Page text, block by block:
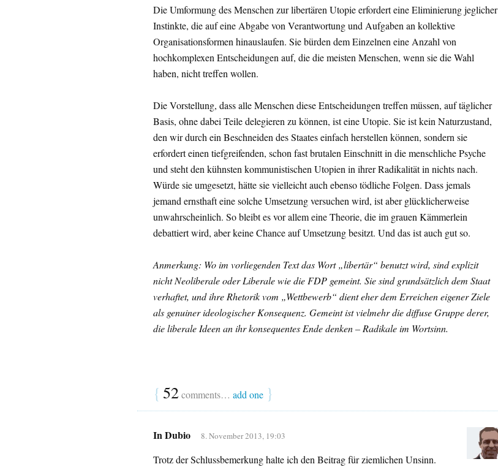
Die Umformung des Menschen zur libertären Utopie erfordert eine Eliminierung jeglicher
Instinkte, die auf eine Abgabe von Verantwortung und Aufgaben an kollektive
Organisationsformen hinauslaufen. Sie bürden dem Einzelnen eine Anzahl von
hochkomplexen Entscheidungen auf, die die meisten Menschen, wenn sie die Wahl
haben, nicht treffen wollen.
Die Vorstellung, dass alle Menschen diese Entscheidungen treffen müssen, auf täglicher
Basis, ohne dabei Teile delegieren zu können, ist eine Utopie. Sie ist kein Naturzustand,
den wir durch ein Beschneiden des Staates einfach herstellen können, sondern sie
erfordert einen tiefgreifenden, schon fast brutalen Einschnitt in die menschliche Psyche
und steht den kühnsten kommunistischen Utopien in ihrer Radikalität in nichts nach.
Würde sie umgesetzt, hätte sie vielleicht auch ebenso tödliche Folgen. Dass jemals
jemand ernsthaft eine solche Umsetzung versuchen wird, ist aber glücklicherweise
unwahrscheinlich. So bleibt es vor allem eine Theorie, die im grauen Kämmerlein
debattiert wird, aber keine Chance auf Umsetzung besitzt. Und das ist auch gut so.
Anmerkung: Wo im vorliegenden Text das Wort „libertär“ benutzt wird, sind explizit
nicht Neoliberale oder Liberale wie die FDP gemeint. Sie sind grundsätzlich dem Staat
verhaftet, und ihre Rhetorik vom „Wettbewerb“ dient eher dem Erreichen eigener Ziele
als genuiner ideologischer Konsequenz. Gemeint ist vielmehr die diffuse Gruppe derer,
die liberale Ideen an ihr konsequentes Ende denken – Radikale im Wortsinn.
{ 52comments… add one }
In Dubio 8. November 2013, 19:03
Trotz der Schlussbemerkung halte ich den Beitrag für ziemlichen Unsinn.